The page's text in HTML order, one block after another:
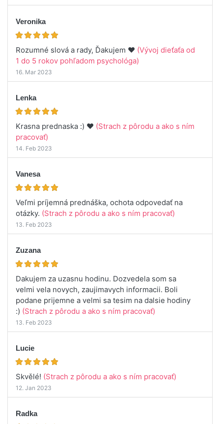
Veronika
Rozumné slová a rady, Ďakujem ♥️ (Vývoj dieťaťa od
1 do 5 rokov pohľadom psychológa)
16. Mar 2023
Lenka
Krasna prednaska :) ♥️ (Strach z pôrodu a ako s ním
pracovať)
14. Feb 2023
Vanesa
Veľmi príjemná prednáška, ochota odpovedať na
otázky. (Strach z pôrodu a ako s ním pracovať)
13. Feb 2023
Zuzana
Dakujem za uzasnu hodinu. Dozvedela som sa
velmi vela novych, zaujimavych informacii. Boli
podane prijemne a velmi sa tesim na dalsie hodiny
:) (Strach z pôrodu a ako s ním pracovať)
13. Feb 2023
Lucie
Skvělé! (Strach z pôrodu a ako s ním pracovať)
12. Jan 2023
Radka